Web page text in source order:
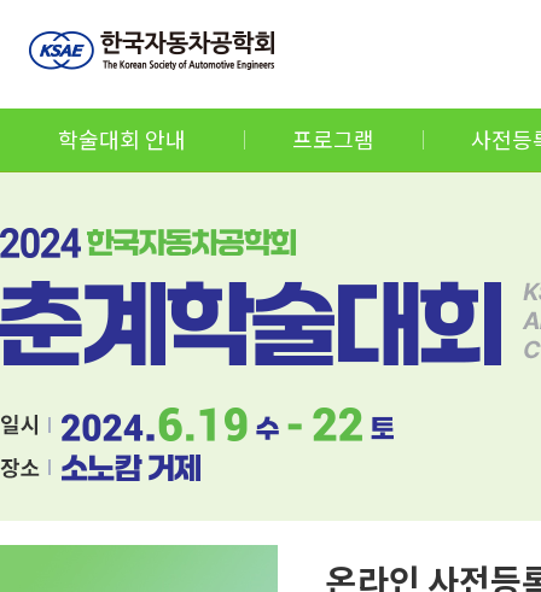
학술대회 안내 프로그램 사전등
온라인 사전등